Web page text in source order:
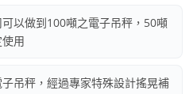
以做到100噸之電子吊秤，50噸
用
吊秤，經過專家特殊設計搖晃補